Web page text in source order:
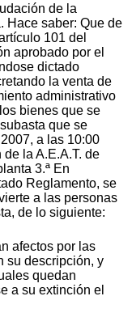
de la
Hace saber: Que de
101 del
aprobado por el
dictado
la venta de
administrativo
bienes que se
que se
a las 10:00
la A.E.A.T. de
3.ª En
Reglamento, se
a las personas
de lo siguiente:
afectos por las
su descripción, y
quedan
a su extinción el